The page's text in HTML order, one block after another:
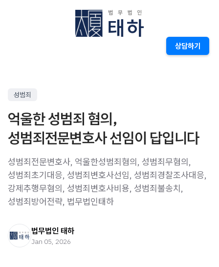
상담하기
성범죄
억울한 성범죄 혐의,
성범죄전문변호사 선임이 답입니다
성범죄전문변호사, 억울한성범죄혐의, 성범죄무혐의,
성범죄초기대응, 성범죄변호사선임, 성범죄경찰조사대응,
강제추행무혐의, 성범죄변호사비용, 성범죄불송치,
성범죄방어전략, 법무법인태하
법무법인 태하
Jan 05, 2026